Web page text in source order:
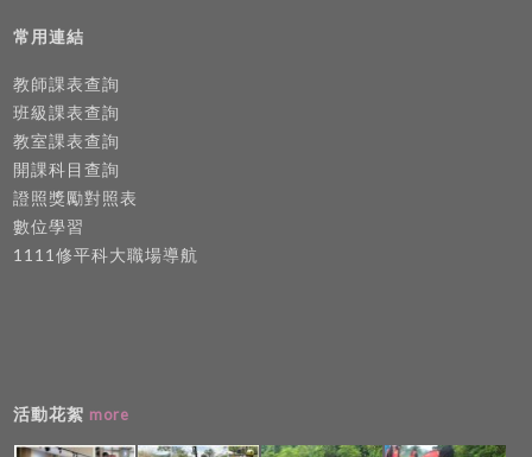
常用連結
教師課表查詢
班級課表查詢
教室課表查詢
開課科目查詢
證照獎勵對照表
數位學習
1111修平科大職場導航
活動花絮 more